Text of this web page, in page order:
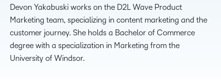
Devon Yakabuski works on the D2L Wave Product
Marketing team, specializing in content marketing and the
customer journey. She holds a Bachelor of Commerce
degree with a specialization in Marketing from the
University of Windsor.